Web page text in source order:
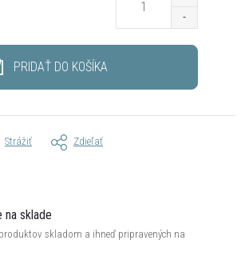
PRIDAŤ DO KOŠÍKA
Strážiť Zdieľať
na sklade
skladom a ihneď pripravených na